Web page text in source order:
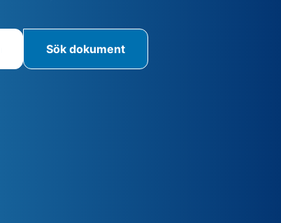
Sök dokument